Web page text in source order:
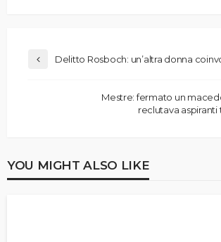
Delitto Rosboch: un’altra donna
Mestre: fermato un
reclutava aspiranti
YOU MIGHT ALSO LIKE